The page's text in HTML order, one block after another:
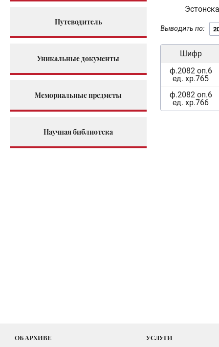
Путеводитель
Уникальные документы
Мемориальные предметы
Научная библиотека
Выводить по:
Шифр
ф.2082 оп.6
ед. хр.765
ф.2082 оп.6
ед. хр.766
ОБ АРХИВЕ УСЛУГИ